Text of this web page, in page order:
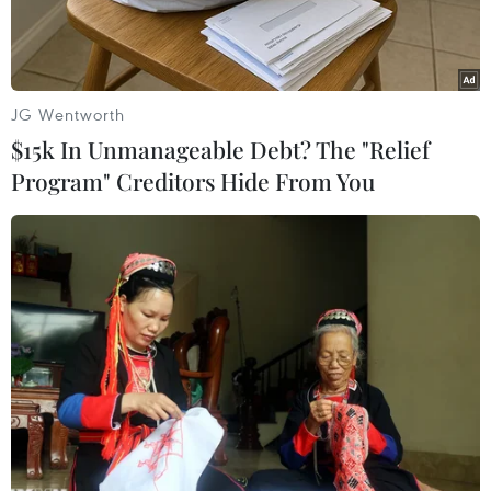
Ảnh minh họa. (Nguồn: triplem.com.au)
Ngày 29/8, Trung tâm Cảnh báo sóng thần Thái
Bình Dương thông báo các khu vực bờ biển Fiji,
New Caledonia và Vanuatu có thể sẽ xảy ra sóng
thần với đỉnh sóng cao 1m sau một trận động
đất mạnh ở phía Nam đại dương này.
JG Wentworth
$15k In Unmanageable Debt? The "Relief
Program" Creditors Hide From You